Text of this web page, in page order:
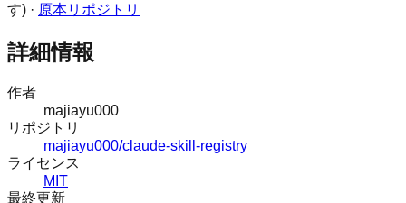
す) · 原本リポジトリ
詳細情報
作者
majiayu000
リポジトリ
majiayu000/claude-skill-registry
ライセンス
MIT
最終更新